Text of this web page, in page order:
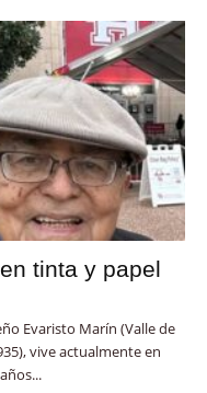
tinta y papel
Evaristo Marín (Valle de
vive actualmente en